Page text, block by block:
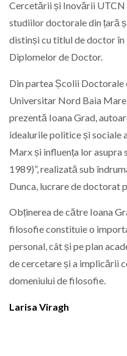
Cercetării și Inovării UTCN
studiilor doctorale din țară
distinși cu titlul de doctor
Diplomelor de Doctor.
Din partea Școlii Doctorale
Universitar Nord Baia
prezentă Ioana Grad,
idealurile politice și sociale
Marx și influența lor
1989)”, realizată sub
Dunca, lucrare de doctorat
Obținerea de către Ioana
filosofie constituie o
personal, cât și pe plan
de cercetare și a implicării
domeniului de filosofie.
Larisa Viragh